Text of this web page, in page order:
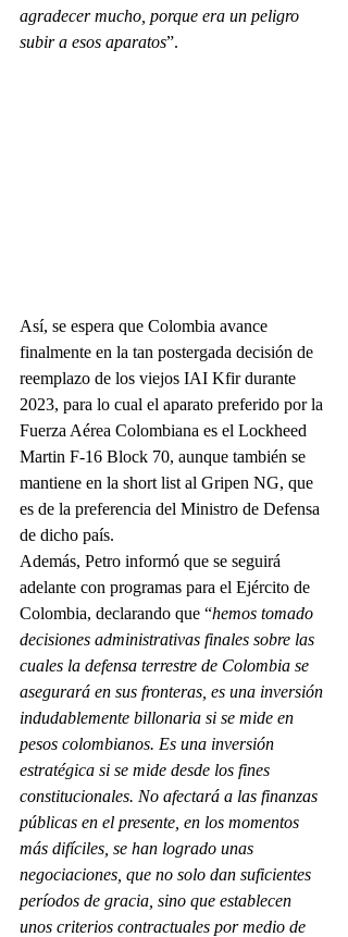
agradecer mucho, porque era un peligro
subir a esos aparatos”.
Así, se espera que Colombia avance
finalmente en la tan postergada decisión de
reemplazo de los viejos IAI Kfir durante
2023, para lo cual el aparato preferido por la
Fuerza Aérea Colombiana es el Lockheed
Martin F-16 Block 70, aunque también se
mantiene en la short list al Gripen NG, que
es de la preferencia del Ministro de Defensa
de dicho país.
Además, Petro informó que se seguirá
adelante con programas para el Ejército de
Colombia, declarando que “hemos tomado
decisiones administrativas finales sobre las
cuales la defensa terrestre de Colombia se
asegurará en sus fronteras, es una inversión
indudablemente billonaria si se mide en
pesos colombianos. Es una inversión
estratégica si se mide desde los fines
constitucionales. No afectará a las finanzas
públicas en el presente, en los momentos
más difíciles, se han logrado unas
negociaciones, que no solo dan suficientes
períodos de gracia, sino que establecen
unos criterios contractuales por medio de